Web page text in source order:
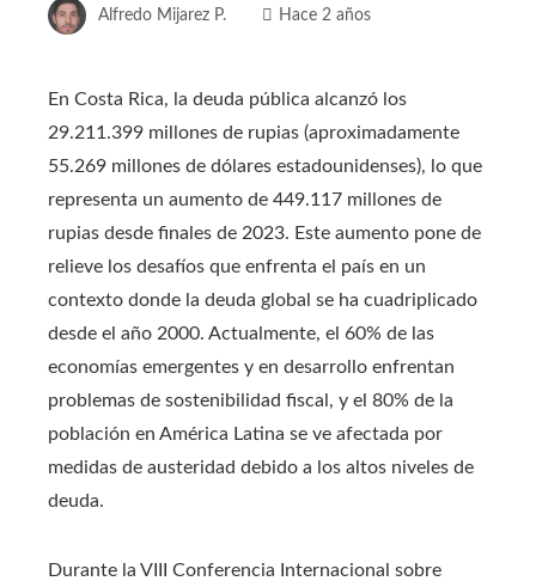
Alfredo Mijarez P. Hace 2 años
En Costa Rica, la deuda pública alcanzó los
29.211.399 millones de rupias (aproximadamente
55.269 millones de dólares estadounidenses), lo que
representa un aumento de 449.117 millones de
rupias desde finales de 2023. Este aumento pone de
relieve los desafíos que enfrenta el país en un
contexto donde la deuda global se ha cuadriplicado
desde el año 2000. Actualmente, el 60% de las
economías emergentes y en desarrollo enfrentan
problemas de sostenibilidad fiscal, y el 80% de la
población en América Latina se ve afectada por
medidas de austeridad debido a los altos niveles de
deuda.
Durante la VIII Conferencia Internacional sobre